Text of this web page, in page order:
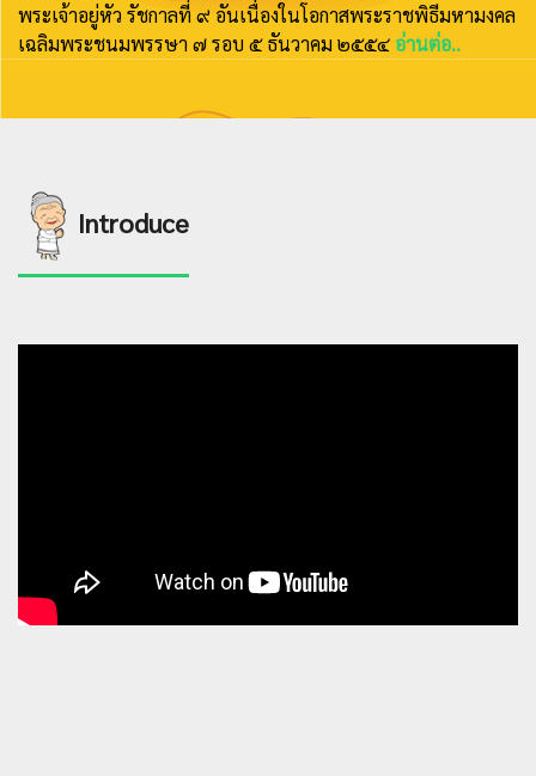
พระเจ้าอยู่หัว รัชกาลที่ ๙ อันเนื่องในโอกาสพระราชพิธีมหามงคล
เฉลิมพระชนมพรรษา ๗ รอบ ๕ ธันวาคม ๒๕๕๔ อ่านต่อ..
Introduce